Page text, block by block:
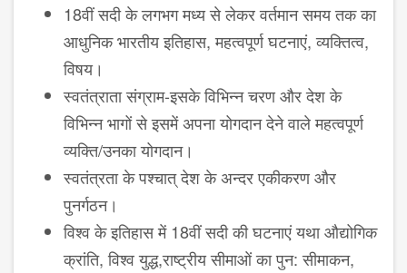
18वीं सदी के लगभग मध्य से लेकर वर्तमान समय तक का
आधुनिक भारतीय इतिहास, महत्वपूर्ण घटनाएं, व्यक्तित्व,
विषय।
स्वतंत्राता संग्राम-इसके विभिन्न चरण और देश के
विभिन्न भागों से इसमें अपना योगदान देने वाले महत्वपूर्ण
व्यक्ति/उनका योगदान।
स्वतंत्रता के पश्चात् देश के अन्दर एकीकरण और
पुनर्गठन।
विश्व के इतिहास में 18वीं सदी की घटनाएं यथा औद्योगिक
क्रांति, विश्व युद्ध,राष्ट्रीय सीमाओं का पुन: सीमाकन,